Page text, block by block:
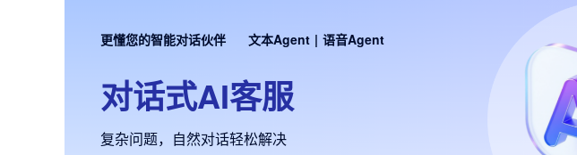
更懂您的智能对话伙伴 文本Agent | 语音Agent
对话式AI客服
复杂问题，自然对话轻松解决